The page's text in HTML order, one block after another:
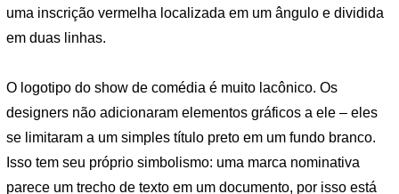
uma inscrição vermelha localizada em um ângulo e dividida
em duas linhas.
O logotipo do show de comédia é muito lacônico. Os
designers não adicionaram elementos gráficos a ele – eles
se limitaram a um simples título preto em um fundo branco.
Isso tem seu próprio simbolismo: uma marca nominativa
parece um trecho de texto em um documento, por isso está